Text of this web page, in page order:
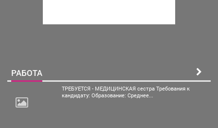
РАБОТА
ТРЕБУЕТСЯ - МЕДИЦИНСКАЯ сестра Требования к
кандидату: Образование: Среднее...